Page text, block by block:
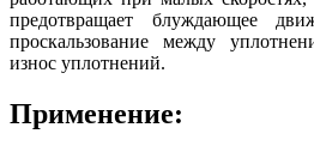
предотвращает блуждающее
проскальзование между
износ уплотнений.
Применение: